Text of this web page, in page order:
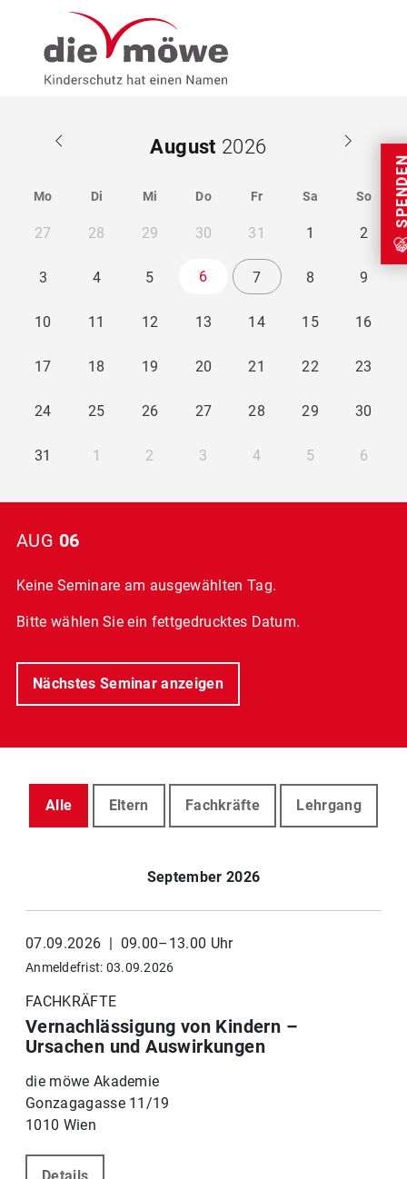
Weiter zum Inhalt
August
Mo Di Mi Do Fr Sa So
27 28 29 30 31 1 2
3 4 5 6 7 8 9
10 11 12 13 14 15 16
17 18 19 20 21 22 23
24 25 26 27 28 29 30
31 1 2 3 4 5 6
AUG 06
Keine Seminare am ausgewählten Tag.
Bitte wählen Sie ein fettgedrucktes Datum.
Nächstes Seminar anzeigen
Alle Eltern Fachkräfte Lehrgang
September 2026
07.09.2026 | 09.00–13.00 Uhr
Anmeldefrist: 03.09.2026
FACHKRÄFTE
Vernachlässigung von Kindern –
Ursachen und Auswirkungen
die möwe Akademie
Gonzagagasse 11/19
1010 Wien